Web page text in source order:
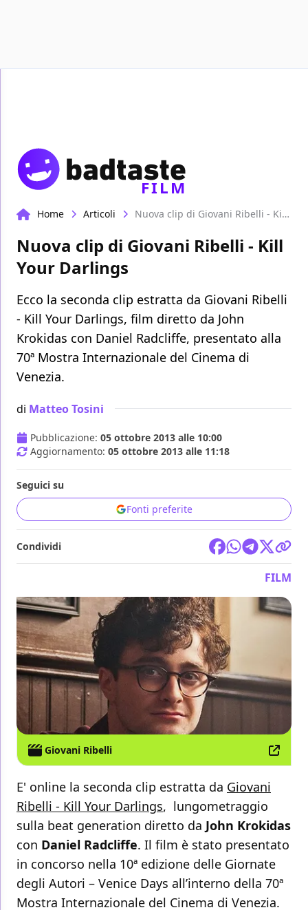
FILM
Home Articoli Nuova clip di Giovani Ribelli - Kill Your Darlings
Nuova clip di Giovani Ribelli - Kill
Your Darlings
Ecco la seconda clip estratta da Giovani Ribelli
- Kill Your Darlings, film diretto da John
Krokidas con Daniel Radcliffe, presentato alla
70ª Mostra Internazionale del Cinema di
Venezia.
di Matteo Tosini
Pubblicazione: 05 ottobre 2013 alle 10:00
Aggiornamento: 05 ottobre 2013 alle 11:18
Seguici su
Fonti preferite
Condividi
FILM
Giovani Ribelli
E' online la seconda clip estratta da Giovani
Ribelli - Kill Your Darlings, lungometraggio
sulla beat generation diretto da John Krokidas
con Daniel Radcliffe. Il film è stato presentato
in concorso nella 10ª edizione delle Giornate
degli Autori – Venice Days all’interno della 70ª
Mostra Internazionale del Cinema di Venezia.